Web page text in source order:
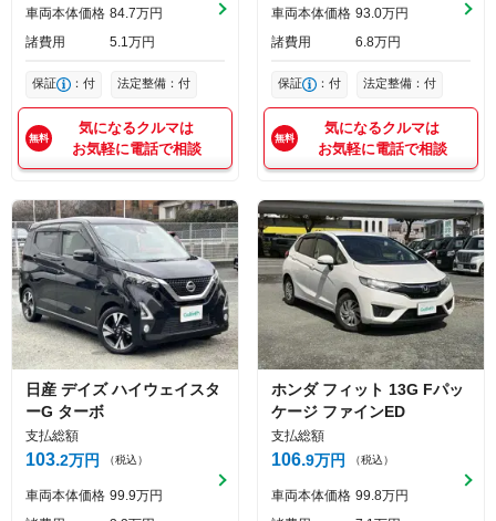
車両本体価格 84 7万円
諸費用
5 1万円
保証 ：付 法定整備：付
気になるクルマは
お気軽に電話で相談
車両本体価格 93 0万円
諸費用
6 8万円
保証 ：付 法定整備：付
気になるクルマは
お気軽に電話で相談
日産 デイズ ハイウェイスタ
ーG ターボ
支払総額
103 2万円 （税込）
車両本体価格 99 9万円
ホンダ フィット 13G Fパッ
ケージ ファインED
支払総額
106 9万円 （税込）
車両本体価格 99 8万円